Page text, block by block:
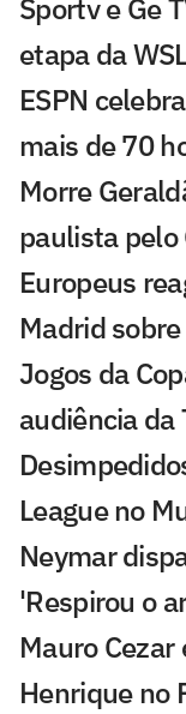
Sportv e Ge
etapa da
ESPN
mais de 70
Morre
paulista pelo
Europeus
Madrid
Jogos da
audiência da
League no
Neymar
'Respirou o
Mauro Cezar
Henrique no